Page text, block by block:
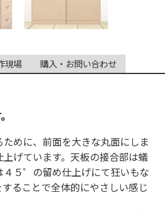
現場 購入・お問い合わせ
めに、前面を大きな丸面にしま
げています。天板の接合部は蟻
５゜の留め仕上げにて狂いもな
ることで全体的にやさしい感じ